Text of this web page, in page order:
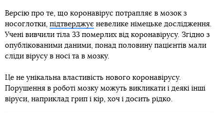
Версію про те, що коронавірус потрапляє в мозок з
носоглотки, підтверджує невелике німецьке дослідження.
Учені вивчили тіла 33 померлих від коронавірусу. Згідно з
опублікованими даними, понад половину пацієнтів мали
сліди вірусу в носі та в мозку.
Це не унікальна властивість нового коронавірусу.
Порушення в роботі мозку можуть викликати і деякі інші
віруси, наприклад грип і кір, хоч і досить рідко.